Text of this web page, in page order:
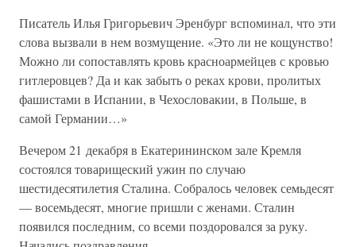
Писатель Илья Григорьевич Эренбург вспоминал, что эти
слова вызвали в нем возмущение. «Это ли не кощунство!
Можно ли сопоставлять кровь красноармейцев с кровью
гитлеровцев? Да и как забыть о реках крови, пролитых
фашистами в Испании, в Чехословакии, в Польше, в
самой Германии…»
Вечером 21 декабря в Екатерининском зале Кремля
состоялся товарищеский ужин по случаю
шестидесятилетия Сталина. Собралось человек семьдесят
— восемьдесят, многие пришли с женами. Сталин
появился последним, со всеми поздоровался за руку.